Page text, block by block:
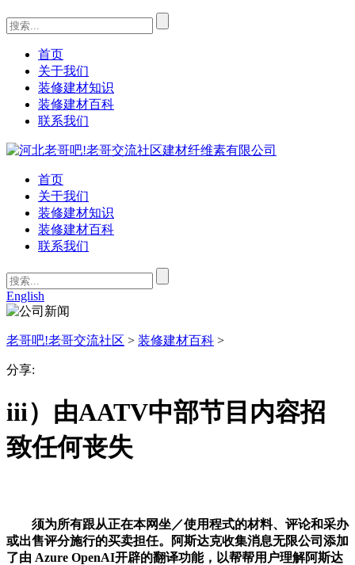
首页
关于我们
装修建材知识
装修建材百科
联系我们
首页
关于我们
装修建材知识
装修建材百科
联系我们
English
老哥吧!老哥交流社区 > 装修建材百科 >
分享:
iii）由AATV中部节目内容招
致任何丧失
须为所有跟从正在本网坐／使用程式的材料、评论和采办
或出售评分施行的买卖担任。阿斯达克收集消息无限公司添加
了由 Azure OpenAI开辟的翻译功能，以帮帮用户理解阿斯达